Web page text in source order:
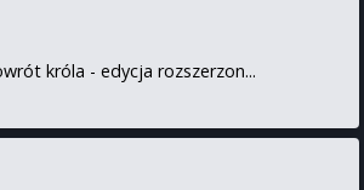
króla - edycja rozszerzon...